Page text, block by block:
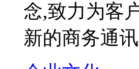
念,致力为客
新的商务通